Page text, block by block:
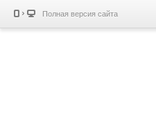
Полная версия сайта